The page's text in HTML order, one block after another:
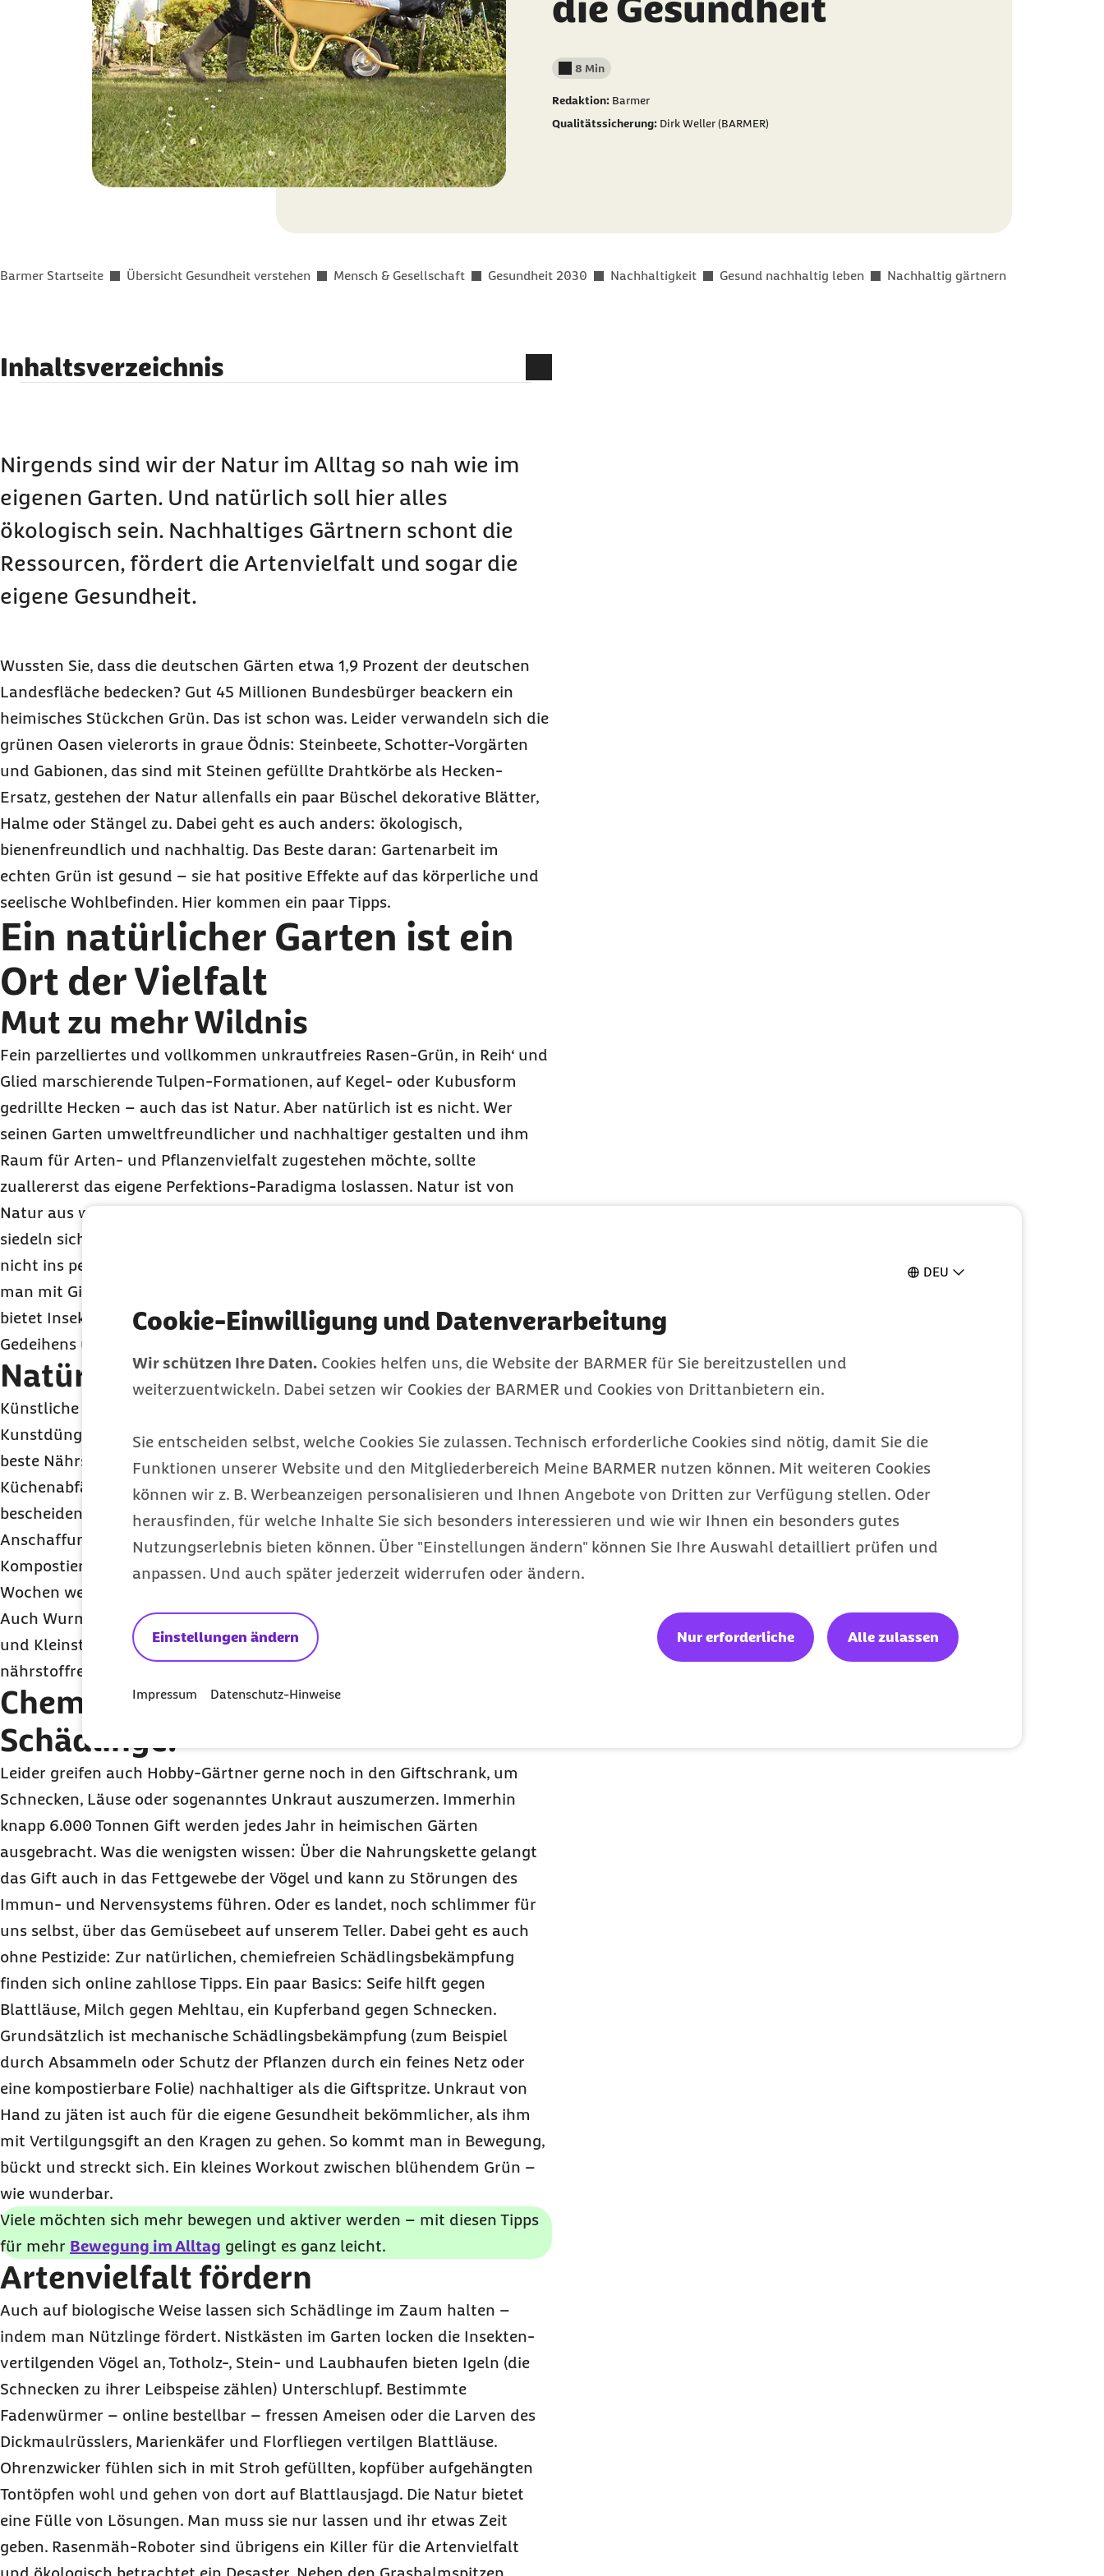
DEU
Cookie-Einwilligung und Datenverarbeitung
Wir schützen Ihre Daten. Cookies helfen uns, die Website der BARMER für Sie bereitzustellen und
weiterzuentwickeln. Dabei setzen wir Cookies der BARMER und Cookies von Drittanbietern ein.
Sie entscheiden selbst, welche Cookies Sie zulassen. Technisch erforderliche Cookies sind nötig, damit Sie die
Funktionen unserer Website und den Mitgliederbereich Meine BARMER nutzen können. Mit weiteren Cookies
können wir z. B. Werbeanzeigen personalisieren und Ihnen Angebote von Dritten zur Verfügung stellen. Oder
herausfinden, für welche Inhalte Sie sich besonders interessieren und wie wir Ihnen ein besonders gutes
Nutzungserlebnis bieten können. Über "Einstellungen ändern" können Sie Ihre Auswahl detailliert prüfen und
anpassen. Und auch später jederzeit widerrufen oder ändern.
Einstellungen ändern Nur erforderliche Alle zulassen
Impressum Datenschutz-Hinweise
Lesedauer weniger als
8 Min
Redaktion: Barmer
Qualitätssicherung: Dirk Weller (BARMER)
Sie befinden sich hier:
Barmer Startseite Übersicht Gesundheit verstehen Mensch & Gesellschaft Gesundheit 2030 Nachhaltigkeit Gesund nachhaltig leben Nachhaltig gärtnern
Inhaltsverzeichnis
Chemiekalienfrei gegen Unkraut und Schädlinge:
Artenvielfalt fördern
Gesunde Bodenarbeit
Nachhaltig gärtnern heißt auch: Wasser sparen
Plastik vermeiden
Der bienenfreundliche Garten
Nirgends sind wir der Natur im Alltag so nah wie im
eigenen Garten. Und natürlich soll hier alles
ökologisch sein. Nachhaltiges Gärtnern schont die
Ressourcen, fördert die Artenvielfalt und sogar die
eigene Gesundheit.
Wussten Sie, dass die deutschen Gärten etwa 1,9 Prozent der deutschen
Landesfläche bedecken? Gut 45 Millionen Bundesbürger beackern ein
heimisches Stückchen Grün. Das ist schon was. Leider verwandeln sich die
grünen Oasen vielerorts in graue Ödnis: Steinbeete, Schotter-Vorgärten
und Gabionen, das sind mit Steinen gefüllte Drahtkörbe als Hecken-
Ersatz, gestehen der Natur allenfalls ein paar Büschel dekorative Blätter,
Halme oder Stängel zu. Dabei geht es auch anders: ökologisch,
bienenfreundlich und nachhaltig. Das Beste daran: Gartenarbeit im
echten Grün ist gesund – sie hat positive Effekte auf das körperliche und
seelische Wohlbefinden. Hier kommen ein paar Tipps.
Ein natürlicher Garten ist ein
Ort der Vielfalt
Mut zu mehr Wildnis
Fein parzelliertes und vollkommen unkrautfreies Rasen-Grün, in Reih‘ und
Glied marschierende Tulpen-Formationen, auf Kegel- oder Kubusform
gedrillte Hecken – auch das ist Natur. Aber natürlich ist es nicht. Wer
seinen Garten umweltfreundlicher und nachhaltiger gestalten und ihm
Raum für Arten- und Pflanzenvielfalt zugestehen möchte, sollte
zuallererst das eigene Perfektions-Paradigma loslassen. Natur ist von
Natur aus wilder. Sie wuchert, sie wandelt sich stetig, neue Pflanzen
siedeln sich an, Tiere und Tierchen gesellen sich dazu. Nicht alles, was
nicht ins perfekte Bild passt, ist gleich ein Unkraut oder Schädling, dem
man mit Gift und Harke zu Leibe rücken muss. Ein natürlicher Garten
bietet Insekten, Vögeln, Igeln und Mäusen Unterschlupf. Er ist ein Ort des
Gedeihens und der Veränderung.
Natürlich düngen
Künstliche Dünger haben beim ökologischen Gärtnern nichts verloren.
Kunstdünger laugen den Boden aus, und es braucht sie auch gar nicht. Die
beste Nährstoffzufuhr ist selbst produzierter Kompost aus Garten- und
Küchenabfällen. Eine kleine Kompostecke findet sich auch im
bescheidenen Schrebergarten. Wer einen Balkon beackert, kann die
Anschaffung eines sogenannten Bokashi-Eimers erwägen. Dieser Küchen-
Kompostierer produziert auf der Basis von Mikroorganismen binnen zwei
Wochen wertvollen Flüssigdünger für die Pflanzen – völlig geruchsfrei.
Auch Wurmkisten gibt es für die Wohnung. Die darin lebenden
und Kleinstlebewesen wandeln Biomüll im Schnellverfahren in
nährstoffreichen Humus um.
Chemiekalienfrei gegen Unkraut und
Schädlinge:
Leider greifen auch Hobby-Gärtner gerne noch in den Giftschrank, um
Schnecken, Läuse oder sogenanntes Unkraut auszumerzen. Immerhin
knapp 6.000 Tonnen Gift werden jedes Jahr in heimischen Gärten
ausgebracht. Was die wenigsten wissen: Über die Nahrungskette gelangt
das Gift auch in das Fettgewebe der Vögel und kann zu Störungen des
Immun- und Nervensystems führen. Oder es landet, noch schlimmer für
uns selbst, über das Gemüsebeet auf unserem Teller. Dabei geht es auch
ohne Pestizide: Zur natürlichen, chemiefreien Schädlingsbekämpfung
finden sich online zahllose Tipps. Ein paar Basics: Seife hilft gegen
Blattläuse, Milch gegen Mehltau, ein Kupferband gegen Schnecken.
Grundsätzlich ist mechanische Schädlingsbekämpfung (zum Beispiel
durch Absammeln oder Schutz der Pflanzen durch ein feines Netz oder
eine kompostierbare Folie) nachhaltiger als die Giftspritze. Unkraut von
Hand zu jäten ist auch für die eigene Gesundheit bekömmlicher, als ihm
mit Vertilgungsgift an den Kragen zu gehen. So kommt man in Bewegung,
bückt und streckt sich. Ein kleines Workout zwischen blühendem Grün –
wie wunderbar.
Viele möchten sich mehr bewegen und aktiver werden – mit diesen Tipps
für mehr Bewegung im Alltag gelingt es ganz leicht.
Artenvielfalt fördern
Auch auf biologische Weise lassen sich Schädlinge im Zaum halten –
indem man Nützlinge fördert. Nistkästen im Garten locken die Insekten-
vertilgenden Vögel an, Totholz-, Stein- und Laubhaufen bieten Igeln (die
Schnecken zu ihrer Leibspeise zählen) Unterschlupf. Bestimmte
Fadenwürmer – online bestellbar – fressen Ameisen oder die Larven des
Dickmaulrüsslers, Marienkäfer und Florfliegen vertilgen Blattläuse.
Ohrenzwicker fühlen sich in mit Stroh gefüllten, kopfüber aufgehängten
Tontöpfen wohl und gehen von dort auf Blattlausjagd. Die Natur bietet
eine Fülle von Lösungen. Man muss sie nur lassen und ihr etwas Zeit
geben. Rasenmäh-Roboter sind übrigens ein Killer für die Artenvielfalt